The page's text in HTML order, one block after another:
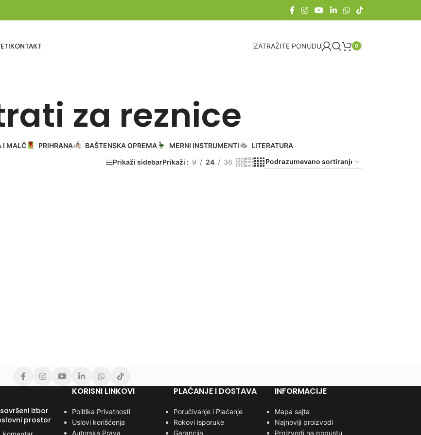
KONTAKT ZATRAŽITE PONUDU 0
za reznice
I MALČ PRIHRANA BAŠTENSKA OPREMA MERNI INSTRUMENTI LITERATURA
Prikaži sidebarPrikaži 9 24 36
izbor
prostor
KORISNI LINKOVI
Politika Privatnosti
Uslovi korišćenja
Autorska Prava
PLAĆANJE I DOSTAVA
Poručivanje i Plaćanje
Rokovi isporuke
Garancija
INFORMACIJE
Mapa sajta
Najnoviji proizvodi
Proizvodi na popustu